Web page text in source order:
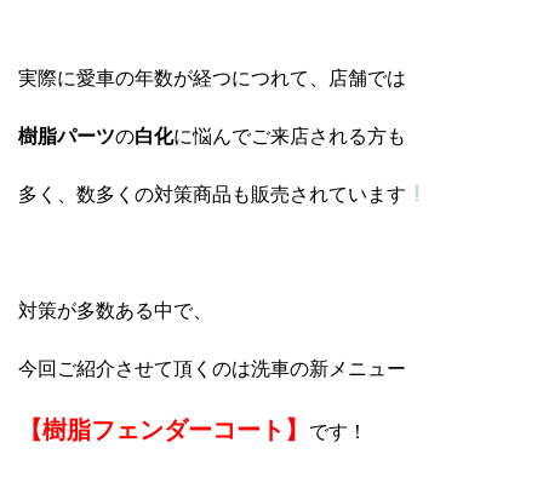
実際に愛車の年数が経つにつれて、店舗では
樹脂パーツの白化に悩んでご来店される方も
多く、数多くの対策商品も販売されています
対策が多数ある中で、
今回ご紹介させて頂くのは洗車の新メニュー
【樹脂フェンダーコート】 です！